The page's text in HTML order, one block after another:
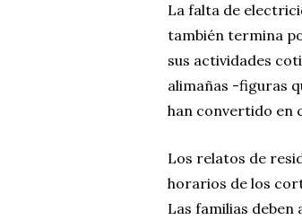
La falta de
también termina
sus actividades
alimañas -figuras
han convertido en
Los relatos de
horarios de los
Las familias